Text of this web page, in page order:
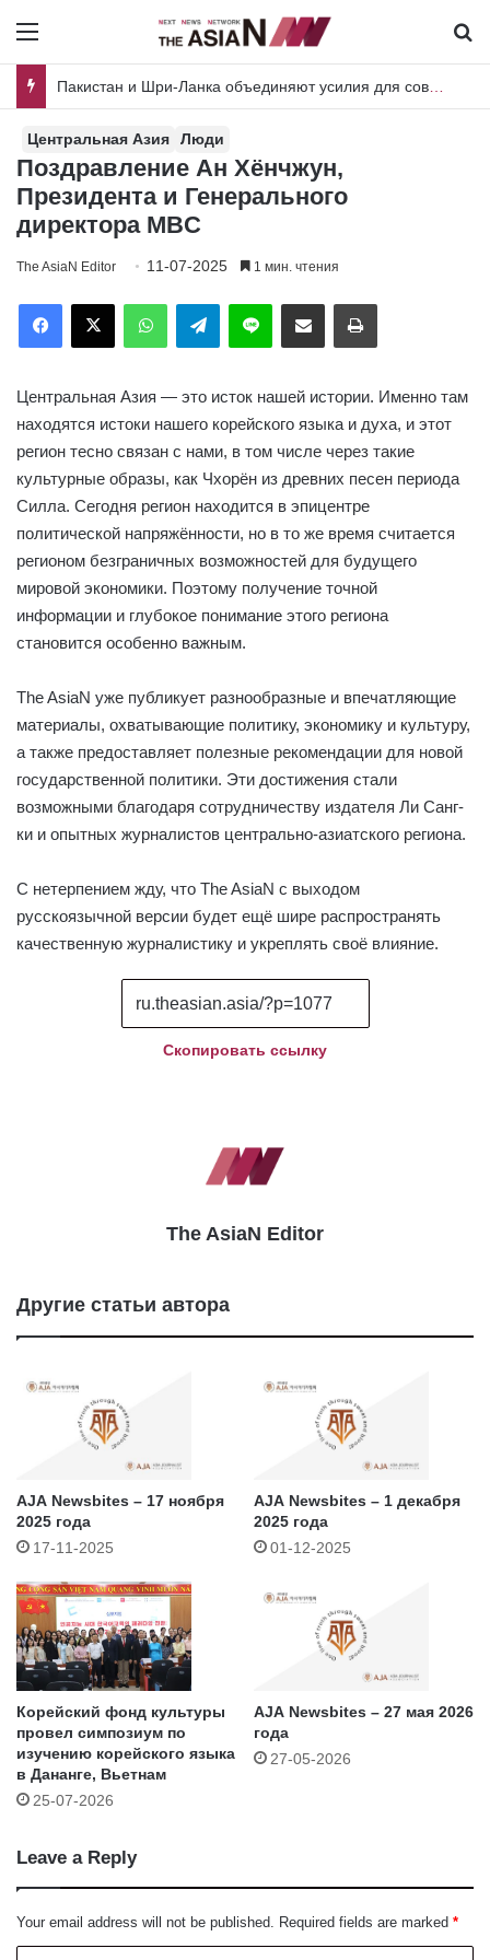
Menu
Центральная Азия Люди
Поздравление Ан Хёнчжун,
Президента и Генерального
директора MBC
The AsiaN Editor 11-07-2025 1 мин. чтения
FacebookX WhatsAppTelegramLine Отправить по имейл Печать
Центральная Азия — это исток нашей истории. Именно там
находятся истоки нашего корейского языка и духа, и этот
регион тесно связан с нами, в том числе через такие
культурные образы, как Чхорён из древних песен периода
Силла. Сегодня регион находится в эпицентре
политической напряжённости, но в то же время считается
регионом безграничных возможностей для будущего
мировой экономики. Поэтому получение точной
информации и глубокое понимание этого региона
становится особенно важным.
The AsiaN уже публикует разнообразные и впечатляющие
материалы, охватывающие политику, экономику и культуру,
а также предоставляет полезные рекомендации для новой
государственной политики. Эти достижения стали
возможными благодаря сотрудничеству издателя Ли Санг-
ки и опытных журналистов центрально-азиатского региона.
С нетерпением жду, что The AsiaN с выходом
русскоязычной версии будет ещё шире распространять
качественную журналистику и укреплять своё влияние.
Скопировать ссылку
The AsiaN Editor
Другие статьи автора
AJA Newsbites – 17 ноября
2025 года
17-11-2025
AJA Newsbites – 1 декабря
2025 года
01-12-2025
Корейский фонд культуры
провел симпозиум по
изучению корейского языка
в Дананге, Вьетнам
25-07-2026
AJA Newsbites – 27 мая 2026
года
27-05-2026
Leave a Reply
Your email address will not be published. Required fields are marked *